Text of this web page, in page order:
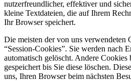
nutzerfreundlicher, effektiver und
kleine Textdateien, die auf Ihrem
Ihr Browser speichert.
Die meisten der von uns verwendeten
“Session-Cookies”. Sie werden nach
automatisch gelöscht. Andere
gespeichert bis Sie diese löschen.
uns, Ihren Browser beim nächsten